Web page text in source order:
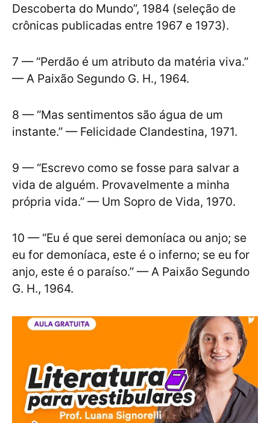
Descoberta do Mundo”, 1984 (seleção de
crônicas publicadas entre 1967 e 1973).
7 — “Perdão é um atributo da matéria viva.”
— A Paixão Segundo G. H., 1964.
8 — “Mas sentimentos são água de um
instante.” — Felicidade Clandestina, 1971.
9 — “Escrevo como se fosse para salvar a
vida de alguém. Provavelmente a minha
própria vida.” — Um Sopro de Vida, 1970.
10 — “Eu é que serei demoníaca ou anjo; se
eu for demoníaca, este é o inferno; se eu for
anjo, este é o paraíso.” — A Paixão Segundo
G. H., 1964.